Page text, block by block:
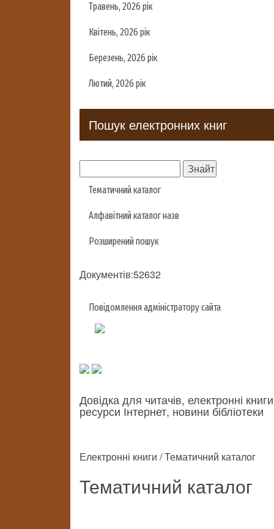
Травень, 2026 рік
Квітень, 2026 рік
Березень, 2026 рік
Лютий, 2026 рік
Пошук електронних книг
Тематичний каталог
Алфавітний каталог назв
Розширений пошук
Документів:52632
Повідомлення адміністратору сайта
Довідка для читачів, електронні
ресурси Інтернет, новини бібліотеки
Електронні книги / Тематичний каталог
Тематичний каталог